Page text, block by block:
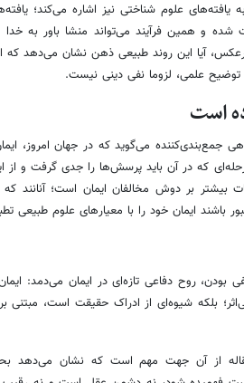
یافته‌های علوم شناختی نیز اشاره می‌کند؛
و همین فرآیند می‌تواند منشا باور به خدا
آیا این روند طبیعی ذهن نشان می‌دهد که
توضیح علمی، لزوما نفی دینی نیست.
است
جمع‌بندی‌کننده می‌گوید که در جهان امروز،
که در آن باید پرسش‌ها را جدی گرفت و از
بیشتر بر دوش مخالفان ایمان است؛ آنانند که
باشند ایمان خود را با معیارهای علوم طبیعی
بودن، روح دفاعی تازه‌ای در ایمان می‌دمد:
بلکه شیوه‌ای از ادراک حقیقت است، مبتنی
از آن جهت مهم است که نشان می‌دهد